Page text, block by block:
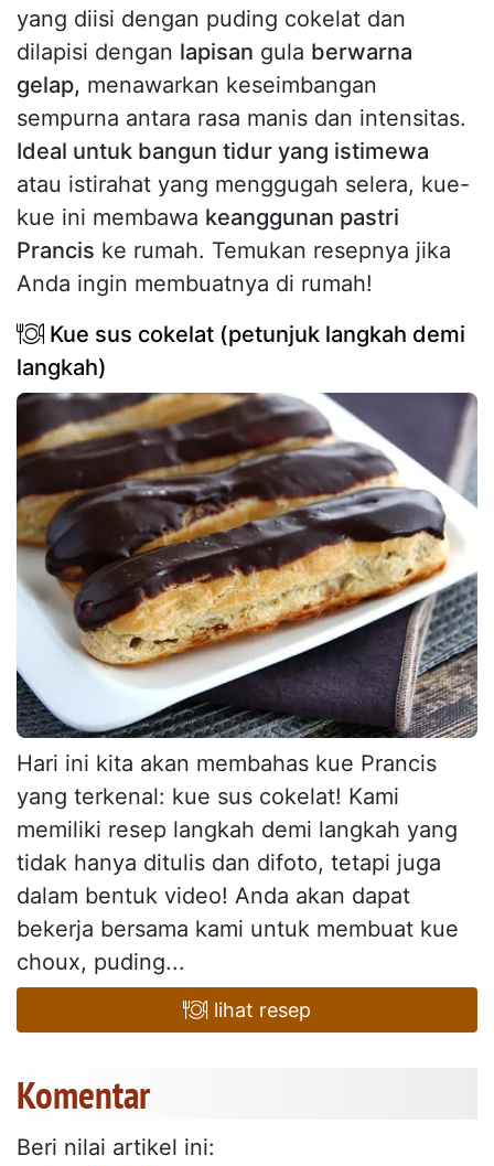
yang diisi dengan puding cokelat dan
dilapisi dengan lapisan gula berwarna
gelap, menawarkan keseimbangan
sempurna antara rasa manis dan intensitas.
Ideal untuk bangun tidur yang istimewa
atau istirahat yang menggugah selera, kue-
kue ini membawa keanggunan pastri
Prancis ke rumah. Temukan resepnya jika
Anda ingin membuatnya di rumah!
Kue sus cokelat (petunjuk langkah demi
langkah)
Hari ini kita akan membahas kue Prancis
yang terkenal: kue sus cokelat! Kami
memiliki resep langkah demi langkah yang
tidak hanya ditulis dan difoto, tetapi juga
dalam bentuk video! Anda akan dapat
bekerja bersama kami untuk membuat kue
choux, puding...
lihat resep
Komentar
Beri nilai artikel ini: